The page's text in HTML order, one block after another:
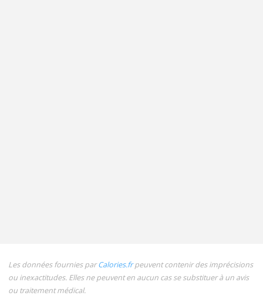
Les données fournies parCalories.frpeuvent contenir des imprécisions
ou inexactitudes. Elles ne peuvent en aucun cas se substituer à un avis
ou traitement médical.